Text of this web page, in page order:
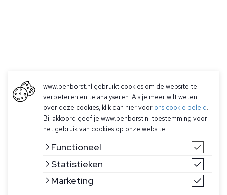
Betalen
Verzending & Retourneren
Contact
www.benborst.nl gebruikt cookies om de website te
verbeteren en te analyseren. Als je meer wilt weten
over deze cookies, klik dan hier voor ons cookie beleid.
Bij akkoord geef je www.benborst.nl toestemming voor
het gebruik van cookies op onze website.
Functioneel
Statistieken
Marketing